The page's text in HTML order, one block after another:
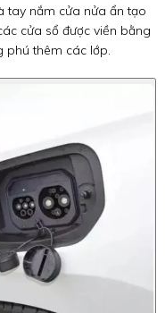
tay nắm cửa nửa ẩn tạo
cửa sổ được viền bằng
phú thêm các lớp.